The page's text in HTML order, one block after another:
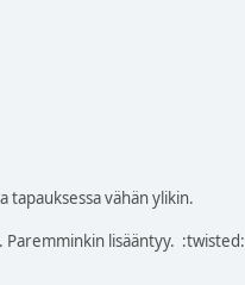
tapauksessa vähän ylikin.
lisääntyy. :twisted: